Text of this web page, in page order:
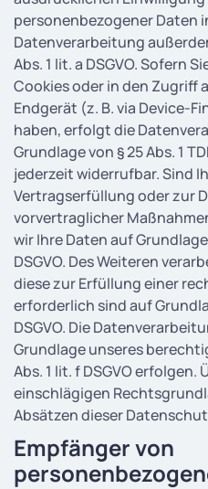
personenbezogener Daten
Datenverarbeitung
Abs. 1 lit. a DSGVO. Sofern
Cookies oder in den Zugriff
Endgerät (z. B. via Device-
haben, erfolgt die
Grundlage von § 25 Abs. 1
jederzeit widerrufbar. Sind
Vertragserfüllung oder zur
vorvertraglicher
wir Ihre Daten auf
DSGVO. Des Weiteren
diese zur Erfüllung einer
erforderlich sind auf
DSGVO. Die
Grundlage unseres
Abs. 1 lit. f DSGVO erfolgen.
einschlägigen
Absätzen dieser
Empfänger von